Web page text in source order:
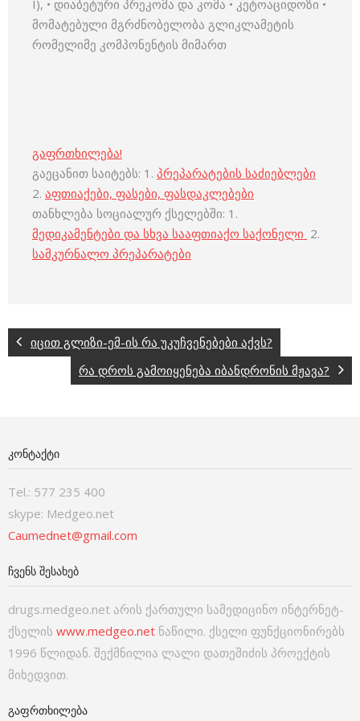
I), • დიაბეტური პრეკომა და კომა • კეტოაციდოზი •
მომატებული მგრძნობელობა გლიკლამეტის
რომელიმე კომპონენტის მიმართ
გაფრთხილება!
გაეცანით საიტებს: 1. პრეპარატების საძიებლები
2. აფთიაქები, ფასები, ფასდაკლებები
თანხლება სოციალურ ქსელებში: 1.
მედიკამენტები და სხვა სააფთიაქო საქონელი 2.
სამკურნალო პრეპარატები
იცით გლიზი-ემ-ის რა უკუჩვენებები აქვს?
რა დროს გამოიყენება იბანდრონის მჟავა?
ᲙᲝᲜᲢᲐᲥᲢᲘ
Tel.: 577 235 400
skype: Medgeo.net
Caumednet@gmail.com
ᲩᲕᲔᲜᲡ ᲨᲔᲡᲐᲮᲔᲑ
drugs.medgeo.net არის ქართული სამედიცინო ინტერნეტ-
ქსელის www.medgeo.net ნაწილი. ქსელი ფუნქციონირებს
1996 წლიდან. შექმნილია ლალი დათეშიძის პროექტის
მიხედვით.
ᲒᲐᲤᲠᲗᲮᲘᲚᲔᲑᲐ